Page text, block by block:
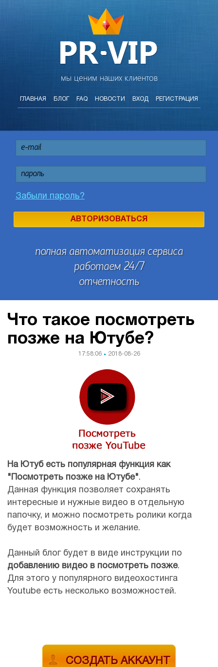
мы ценим наших клиентов
ГЛАВНАЯ БЛОГ FAQ НОВОСТИ ВХОД РЕГИСТРАЦИЯ
Забыли пароль?
АВТОРИЗОВАТЬСЯ
полная автоматизация сервиса
работаем 24/7
отчетность
Что такое посмотреть
позже на Ютубе?
17:58:06 2018-08-26
На Ютуб есть популярная функция как
"Посмотреть позже на Ютубе".
Данная функция позволяет сохранять
интересные и нужные видео в отдельную
папочку, и можно посмотреть ролики когда
будет возможность и желание.
Данный блог будет в виде инструкции по
добавлению видео в посмотреть позже.
Для этого у популярного видеохостинга
Youtube есть несколько возможностей.
СОЗДАТЬ АККАУНТ